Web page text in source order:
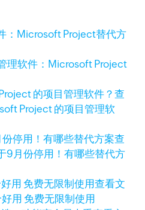
理软件：Microsoft Project
查
Project 的项目管理软
查
9月份停用！有哪些替代方
查看文
用 免费无限制使用